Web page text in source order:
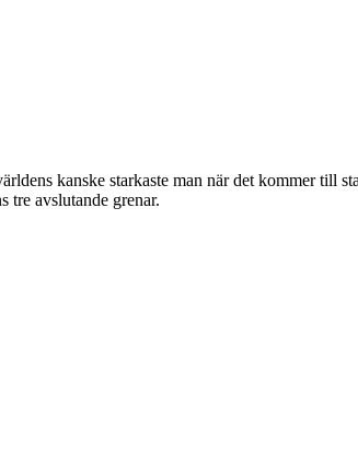
kanske starkaste man när det kommer till
tre avslutande grenar.